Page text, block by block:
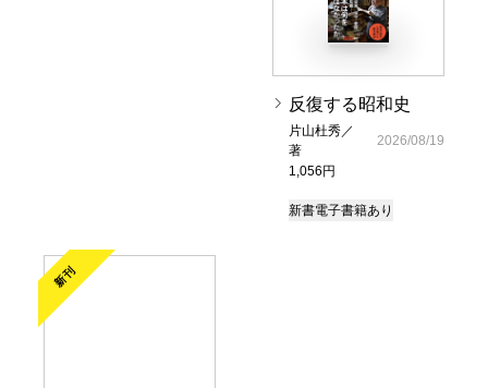
反復する昭和史
片山杜秀／
著
1,056円
2026/08/19
新書電子書籍あり
新刊